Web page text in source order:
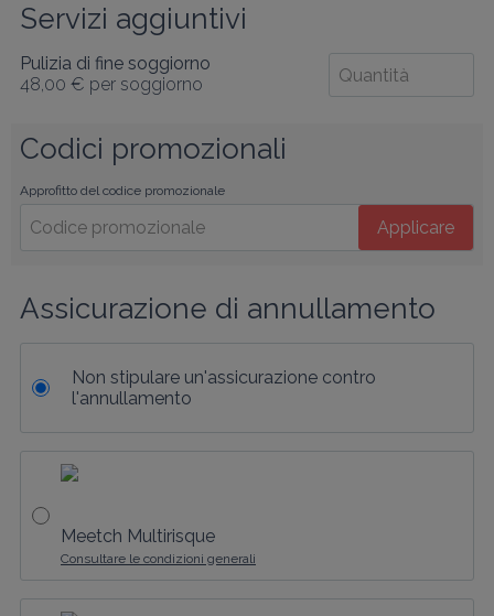
Servizi aggiuntivi
Pulizia di fine soggiorno
48,00 € per soggiorno
Codici promozionali
Approfitto del codice promozionale
Applicare
Assicurazione di annullamento
Non stipulare un'assicurazione contro
l'annullamento
Meetch Multirisque
Consultare le condizioni generali